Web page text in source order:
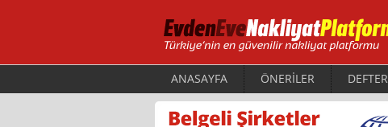
ANASAYFA ÖNERİLER DEFTER